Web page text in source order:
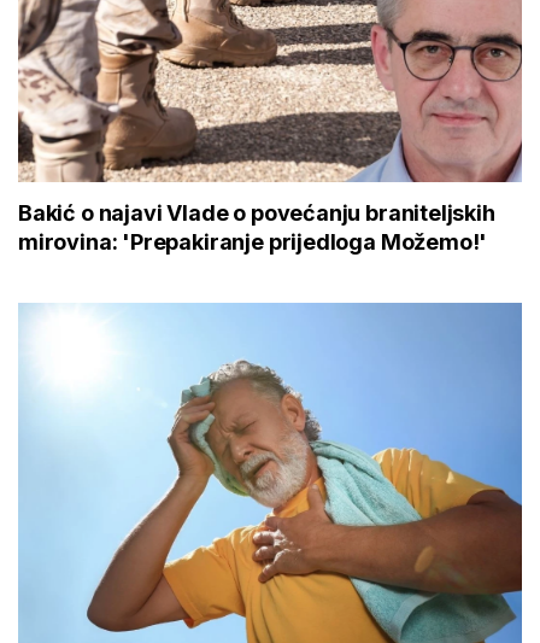
Bakić o najavi Vlade o povećanju braniteljskih
mirovina: 'Prepakiranje prijedloga Možemo!'